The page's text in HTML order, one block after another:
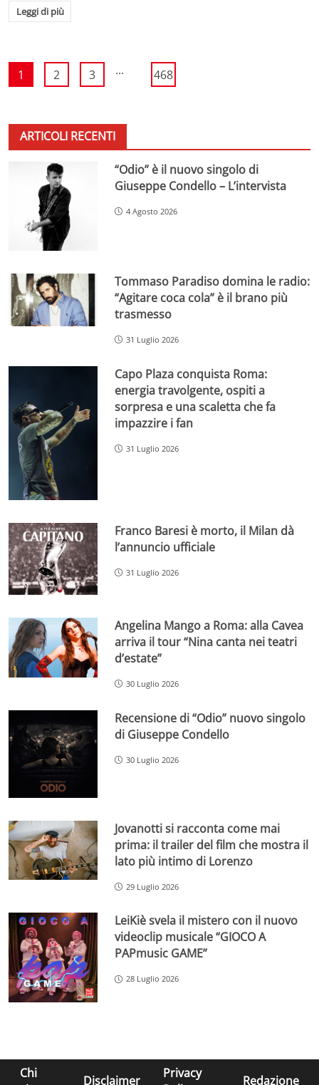
Leggi di più
1 2 3 ... 468
ARTICOLI RECENTI
“Odio” è il nuovo singolo di
Giuseppe Condello – L’intervista
4 Agosto 2026
Tommaso Paradiso domina le radio:
“Agitare coca cola” è il brano più
trasmesso
31 Luglio 2026
Capo Plaza conquista Roma:
energia travolgente, ospiti a
sorpresa e una scaletta che fa
impazzire i fan
31 Luglio 2026
Franco Baresi è morto, il Milan dà
l’annuncio ufficiale
31 Luglio 2026
Angelina Mango a Roma: alla Cavea
arriva il tour “Nina canta nei teatri
d’estate”
30 Luglio 2026
Recensione di “Odio” nuovo singolo
di Giuseppe Condello
30 Luglio 2026
Jovanotti si racconta come mai
prima: il trailer del film che mostra il
lato più intimo di Lorenzo
29 Luglio 2026
LeiKiè svela il mistero con il nuovo
videoclip musicale “GIOCO A
PAPmusic GAME”
28 Luglio 2026
Chi
Disclaimer
Privacy
Redazione